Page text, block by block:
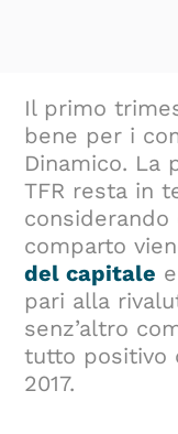
Il primo
bene per i
Dinamico. La
TFR resta in
comparto
del capitale
pari alla
senz’altro
tutto positivo
2017.